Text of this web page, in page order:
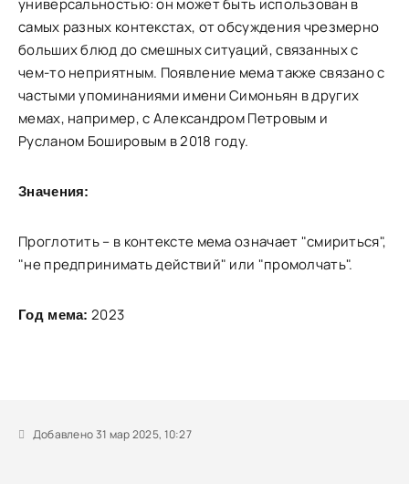
универсальностью: он может быть использован в
самых разных контекстах, от обсуждения чрезмерно
больших блюд до смешных ситуаций, связанных с
чем-то неприятным. Появление мема также связано с
частыми упоминаниями имени Симоньян в других
мемах, например, с Александром Петровым и
Русланом Бошировым в 2018 году.
Значения:
Проглотить – в контексте мема означает "смириться",
"не предпринимать действий" или "промолчать".
Год мема: 2023
Добавлено 31 мар 2025, 10:27